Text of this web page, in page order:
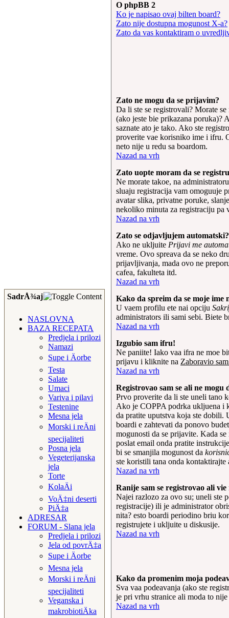
SadrÅ¾aj
NASLOVNA
BAZA RECEPATA
Predjela i prilozi
Namazi
Supe i Äorbe
Testa
Salate
Umaci
Variva i pilavi
Testenine
Mesna jela
Morski i reÄni
specijaliteti
Posna jela
Vegeterijanska
jela
Torte
KolaÄi
VoÄ‡ni deserti
PiÄ‡a
ADRESAR
FORUM - Slana jela
Predjela i prilozi
Jela od povrÄ‡a
Supe i Äorbe
Mesna jela
Morski i reÄni
specijaliteti
Veganska i
makrobiotiÄka
O phpBB 2
Ko je napisao ovaj bilten board?
Zato nije dostupna mogunost X-a?
Zato da vas kontaktiram o
Zato ne mogu da se prijavim?
Da li ste se registrovali? Morate
(ako jeste bie prikazana poruka)?
saznate ato je tako. Ako ste
proverite vae korisniko ime i ifru.
neto nije u redu sa boardom.
Nazad na vrh
Zato uopte moram da se
Ne morate takoe, na
sluaju registracija vam omoguuje
avatar slika, privatne poruke,
nekoliko minuta za registraciju pa
Nazad na vrh
Zato se odjavljujem automatski?
Ako ne ukljuite Prijavi me
vreme. Ovo spreava da se neko
prijavljivanja, mada ovo ne
cafea, fakulteta itd.
Nazad na vrh
Kako da spreim da se moje
U vaem profilu ete nai opciju
administrators ili sami sebi. Biete
Nazad na vrh
Izgubio sam ifru!
Ne paniite! Iako vaa ifra ne moe
prijavu i kliknite na Zaboravio
Nazad na vrh
Registrovao sam se ali ne mogu
Prvo proverite da li ste uneli tano
Ako je COPPA podrka ukljuena i
da pratite uputstva koja ste
boardi e zahtevati da ponovo
mogunosti da se prijavite. Kada
poslat email onda pratite
bi se smanjila mogunost da
ste koristili tana onda kontaktirajte
Nazad na vrh
Ranije sam se registrovao ali
Najei razlozo za ovo su; uneli ste
registracije) ili je administrator
nita? esto boardi periodino briu
registrujete i ukljuite u diskusije.
Nazad na vrh
Kako da promenim moja
Sva vaa podeavanja (ako ste
je pri vrhu stranice ali moda to
Nazad na vrh